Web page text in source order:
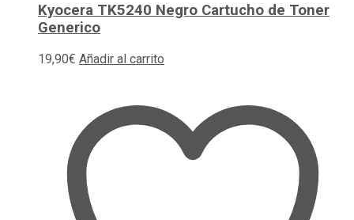
Kyocera TK5240 Negro Cartucho de Toner
Generico
19,90€ Añadir al carrito